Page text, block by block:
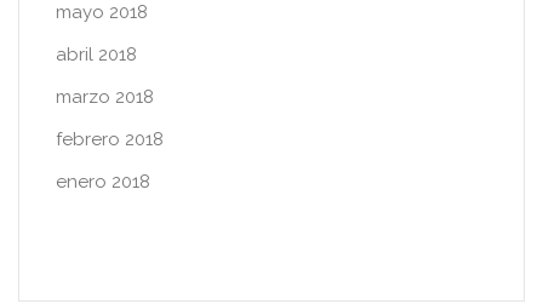
mayo 2018
abril 2018
marzo 2018
febrero 2018
enero 2018